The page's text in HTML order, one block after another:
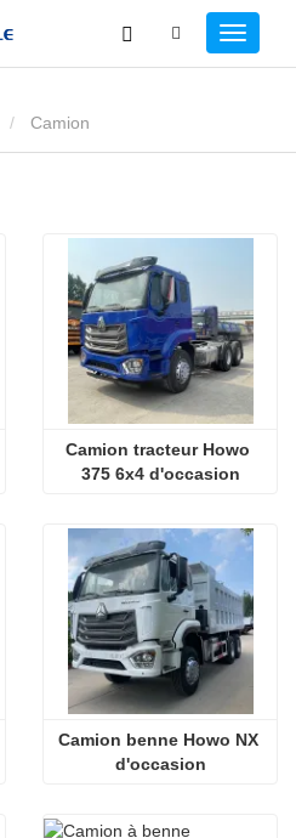
Camion
Camion tracteur Howo
375 6x4 d'occasion
Camion benne Howo NX
d'occasion